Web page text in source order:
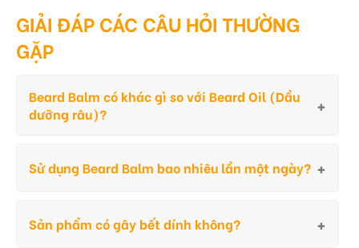
GIẢI ĐÁP CÁC CÂU HỎI THƯỜNG
GẶP
Beard Balm có khác gì so với Beard Oil (Dầu
dưỡng râu)?
Sử dụng Beard Balm bao nhiêu lần một ngày?
Sản phẩm có gây bết dính không?